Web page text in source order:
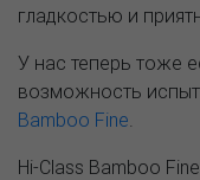
гладкостью и
У нас теперь тоже
возможность
Bamboo Fine.
Hi-Class Bamboo